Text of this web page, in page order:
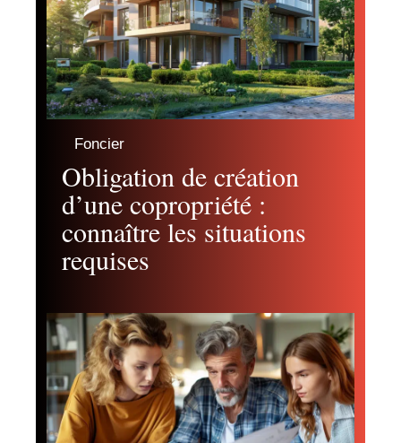
Foncier
Obligation de création
d’une copropriété :
connaître les situations
requises